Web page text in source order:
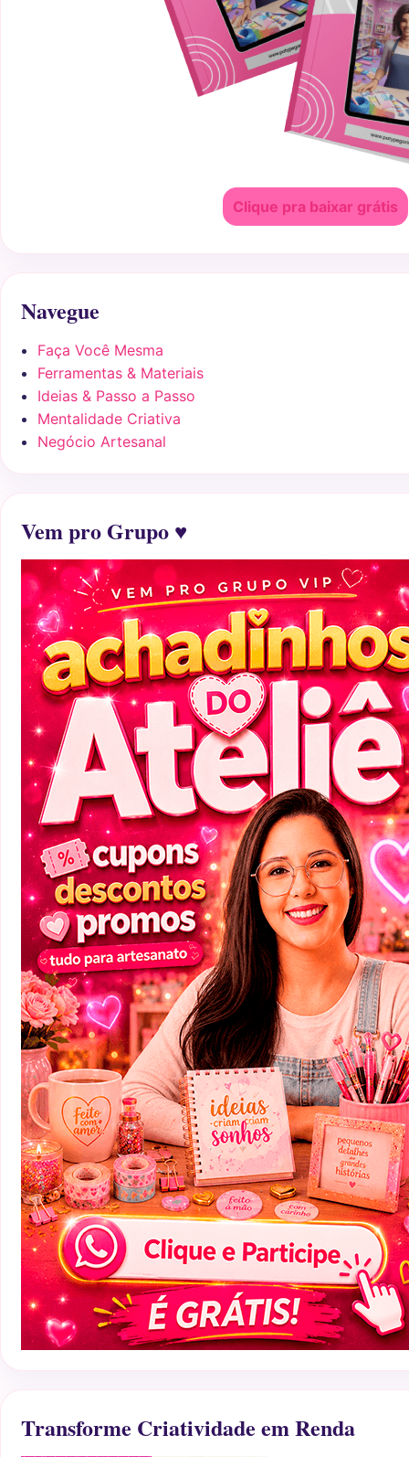
Clique pra baixar grátis
Navegue
Faça Você Mesma
Ferramentas & Materiais
Ideias & Passo a Passo
Mentalidade Criativa
Negócio Artesanal
Vem pro Grupo ♥
Transforme Criatividade em Renda